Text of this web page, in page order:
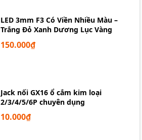
LED 3mm F3 Có Viền Nhiều Màu –
Trắng Đỏ Xanh Dương Lục Vàng
150.000₫
Jack nối GX16 ổ cắm kim loại
2/3/4/5/6P chuyên dụng
10.000₫